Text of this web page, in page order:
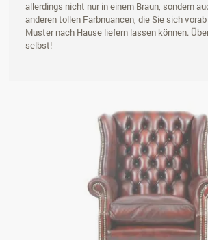
allerdings nicht nur in einem Braun, sondern
anderen tollen Farbnuancen, die Sie sich
Muster nach Hause liefern lassen können.
selbst!